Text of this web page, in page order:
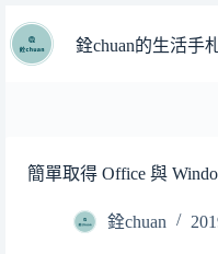
至
銓chuan的生活手
簡單取得 Office 與
銓chuan